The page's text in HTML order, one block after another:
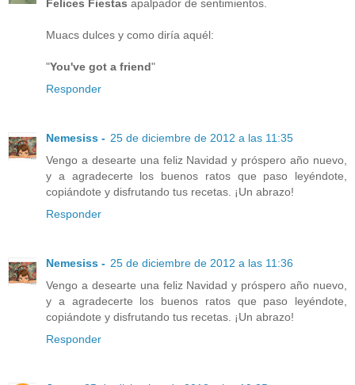
Felices Fiestas apalpador de sentimientos.
Muacs dulces y como diría aquél:
"You've got a friend"
Responder
Nemesiss - 25 de diciembre de 2012 a las 11:35
Vengo a desearte una feliz Navidad y próspero año nuevo,
y a agradecerte los buenos ratos que paso leyéndote,
copiándote y disfrutando tus recetas. ¡Un abrazo!
Responder
Nemesiss - 25 de diciembre de 2012 a las 11:36
Vengo a desearte una feliz Navidad y próspero año nuevo,
y a agradecerte los buenos ratos que paso leyéndote,
copiándote y disfrutando tus recetas. ¡Un abrazo!
Responder